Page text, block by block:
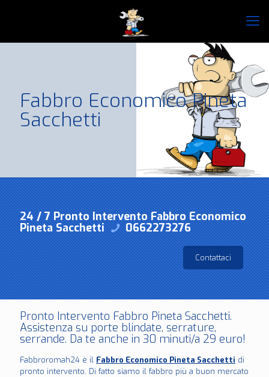
Fabbro Economico Pineta
Sacchetti
24 / 7 Pronto Intervento Fabbro Economico
Pineta Sacchetti 0662273276
Contattaci
Pronto Intervento Fabbro Pineta Sacchetti.
Assistenza su porte blindate, serrature,
serrande. Da te anche in 30 minuti/a 29 euro!
Fabbroromah24 è il Fabbro Economico Pineta Sacchetti di
pronto intervento. Di fatto siamo il fabbro più a buon mercato